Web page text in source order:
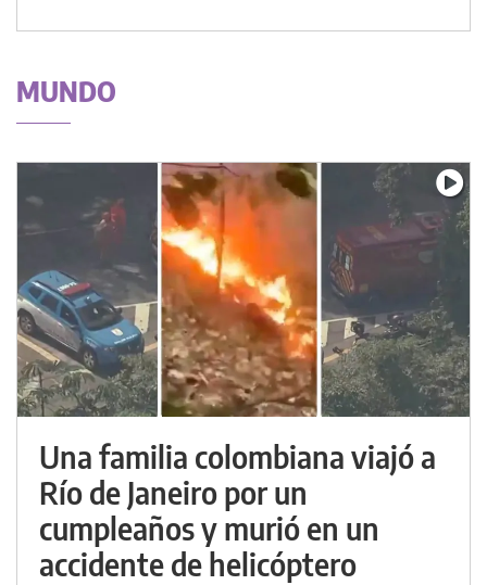
MUNDO
Una familia colombiana viajó a
Río de Janeiro por un
cumpleaños y murió en un
accidente de helicóptero